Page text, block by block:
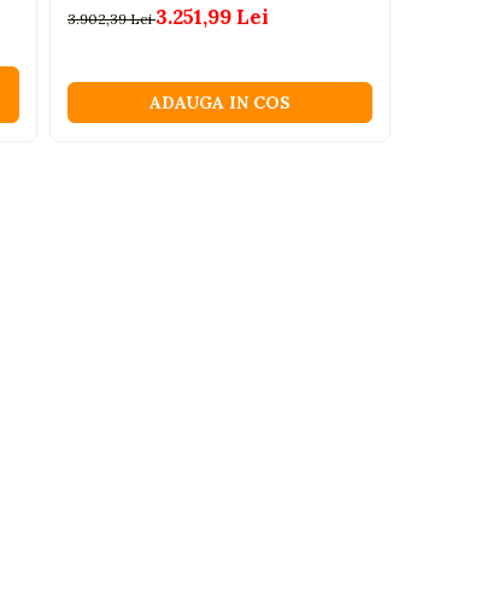
3.902,39 Lei3.251,99 Lei
ADAUGA IN COS